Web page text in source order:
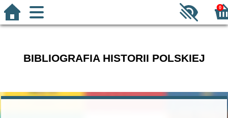
0
BIBLIOGRAFIA HISTORII POLSKIEJ